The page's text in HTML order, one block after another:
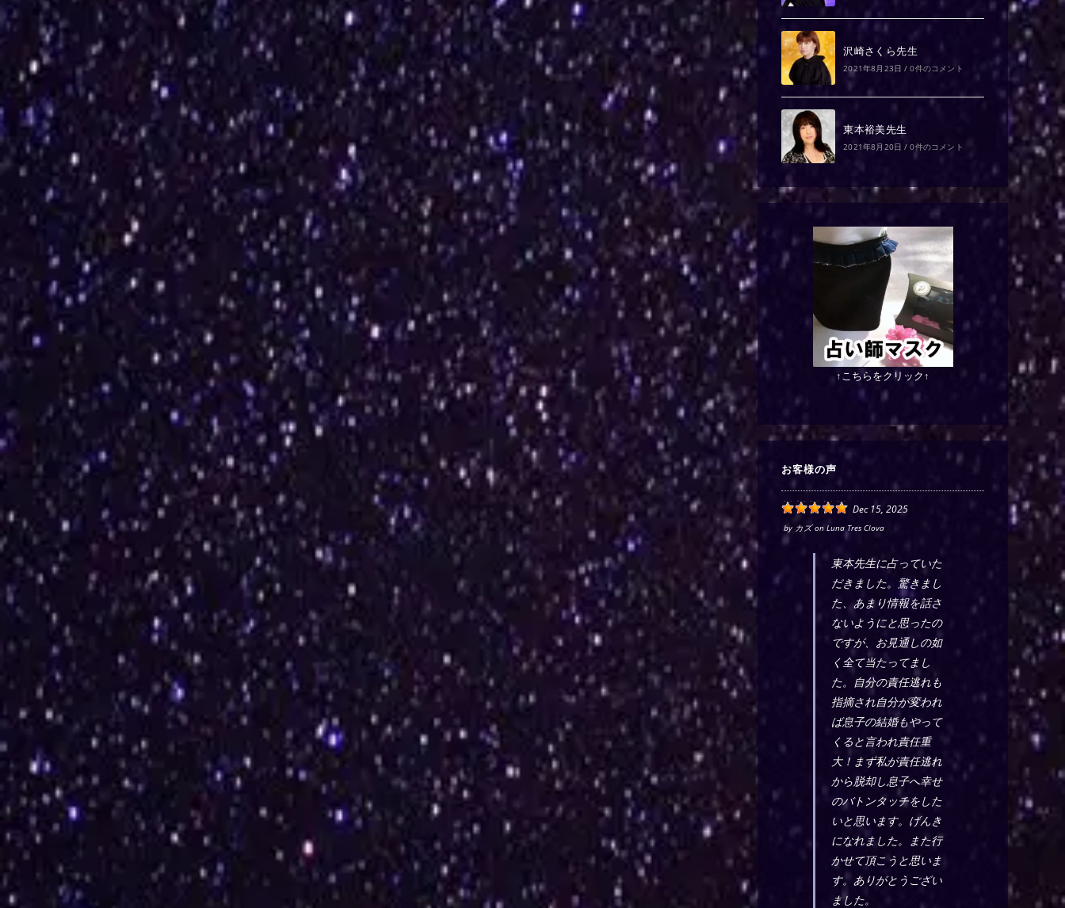
沢崎さくら先生
2021年8月23日 / 0件のコメント
東本裕美先生
2021年8月20日 / 0件のコメント
↑こちらをクリック↑
お客様の声
Dec 15, 2025
by カズon Luna Tres Clova
東本先生に占っていた
だきました。驚きまし
た、あまり情報を話さ
ないようにと思ったの
ですが、お見通しの如
く全て当たってまし
た。自分の責任逃れも
指摘され自分が変われ
ば息子の結婚もやって
くると言われ責任重
大！まず私が責任逃れ
から脱却し息子へ幸せ
のバトンタッチをした
いと思います。げんき
になれました。また行
かせて頂こうと思いま
す。ありがとうござい
ました。